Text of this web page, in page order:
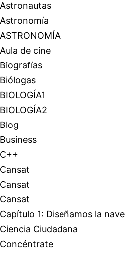
Astronautas
Astronomía
ASTRONOMÍA
Aula de cine
Biografías
Biólogas
BIOLOGÍA1
BIOLOGÍA2
Blog
Business
C++
Cansat
Cansat
Cansat
Capítulo 1: Diseñamos la nave
Ciencia Ciudadana
Concéntrate